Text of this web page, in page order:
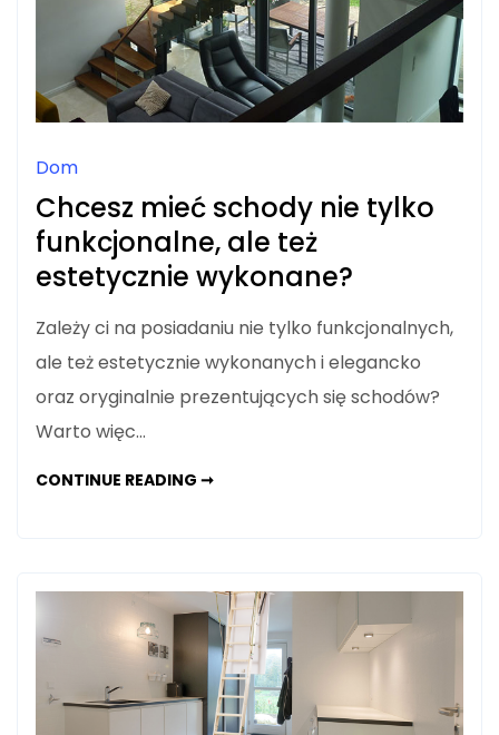
Dom
Chcesz mieć schody nie tylko
funkcjonalne, ale też
estetycznie wykonane?
Zależy ci na posiadaniu nie tylko funkcjonalnych,
ale też estetycznie wykonanych i elegancko
oraz oryginalnie prezentujących się schodów?
Warto więc…
CONTINUE READING ➞CHCESZ
TEŻ
ESTETYCZNIE
WYKONANE?